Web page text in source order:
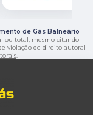
de Gás Balneário
ou total, mesmo citando
violação de direito autoral –
.